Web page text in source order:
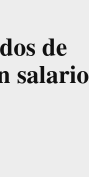
de
salario